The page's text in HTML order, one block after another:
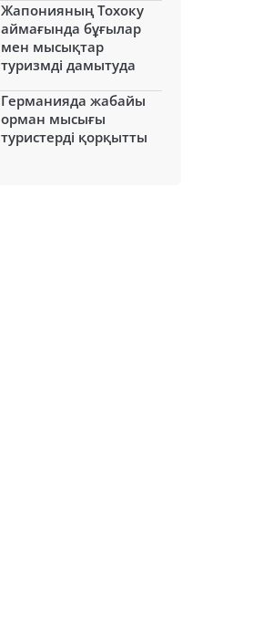
Жапонияның Тохоку
аймағында бұғылар
мен мысықтар
туризмді дамытуда
Германияда жабайы
орман мысығы
туристерді қорқытты